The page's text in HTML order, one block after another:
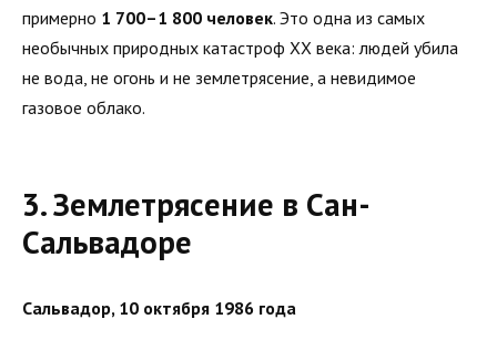
примерно 1 700–1 800 человек. Это одна из самых
необычных природных катастроф XX века: людей убила
не вода, не огонь и не землетрясение, а невидимое
газовое облако.
3. Землетрясение в Сан-
Сальвадоре
Сальвадор, 10 октября 1986 года